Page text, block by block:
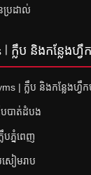
ប្រដាល់
ក្លឹប និងកន្លែងហ្
| ក្លឹប និងកន្លែងហ្វឹក
បបាត់ដំបង
បភ្នំពេញ
សៀមរាប